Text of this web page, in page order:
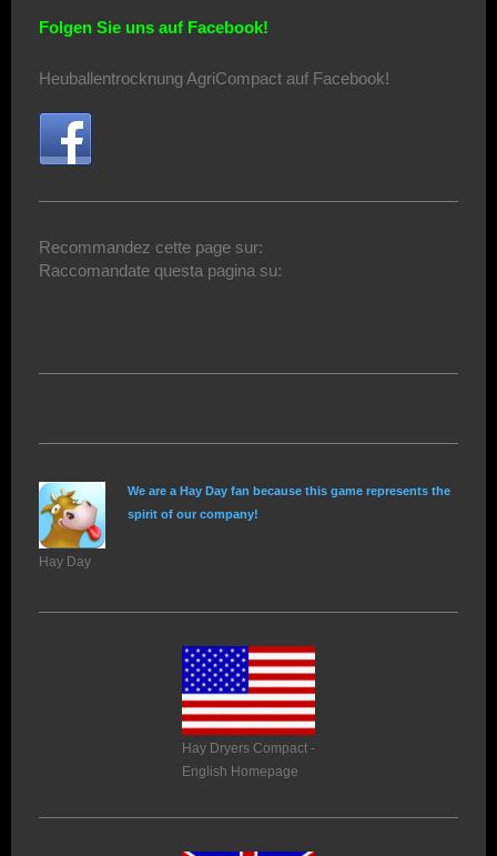
Folgen Sie uns auf Facebook!
Heuballentrocknung AgriCompact auf Facebook!
Recommandez cette page sur:
Raccomandate questa pagina su:
Hay Day
We are a Hay Day fan because this game represents the
spirit of our company!
Hay Dryers Compact -
English Homepage